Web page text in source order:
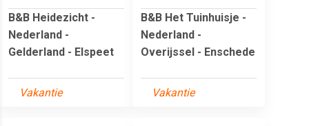
B&B Heidezicht -
Nederland -
Gelderland - Elspeet
Vakantie
B&B Het Tuinhuisje -
Nederland -
Overijssel - Enschede
Vakantie